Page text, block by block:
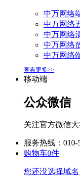
中万网络
中万网络
中万网络
中万网络
中万网络
查看更多>>
移动端
公众微信
关注官方微信
服务热线：010-
购物车0件
您还没选择域